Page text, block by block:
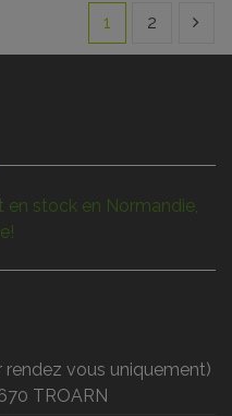
1 2
en stock en Normandie,
rendez vous uniquement)
TROARN